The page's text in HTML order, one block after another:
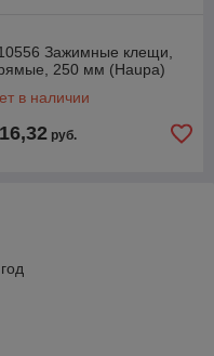
Зажимные клещи,
250 мм (Haupa)
в наличии
руб.